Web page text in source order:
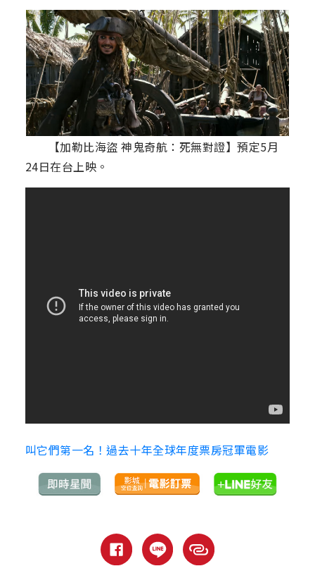
【加勒比海盜 神鬼奇航：死無對證】預定5月
24日在台上映。
叫它們第一名！過去十年全球年度票房冠軍電影